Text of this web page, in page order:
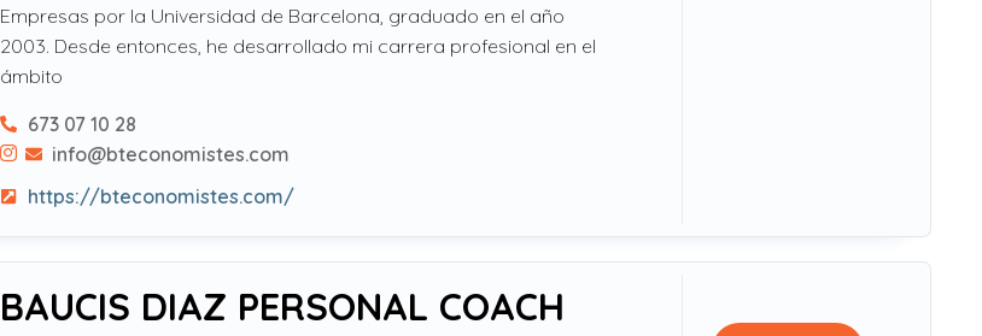
Empresas por la Universidad de Barcelona, graduado en el año
2003. Desde entonces, he desarrollado mi carrera profesional en el
ámbito
673 07 10 28
info@bteconomistes.com
https://bteconomistes.com/
BAUCIS DIAZ PERSONAL COACH